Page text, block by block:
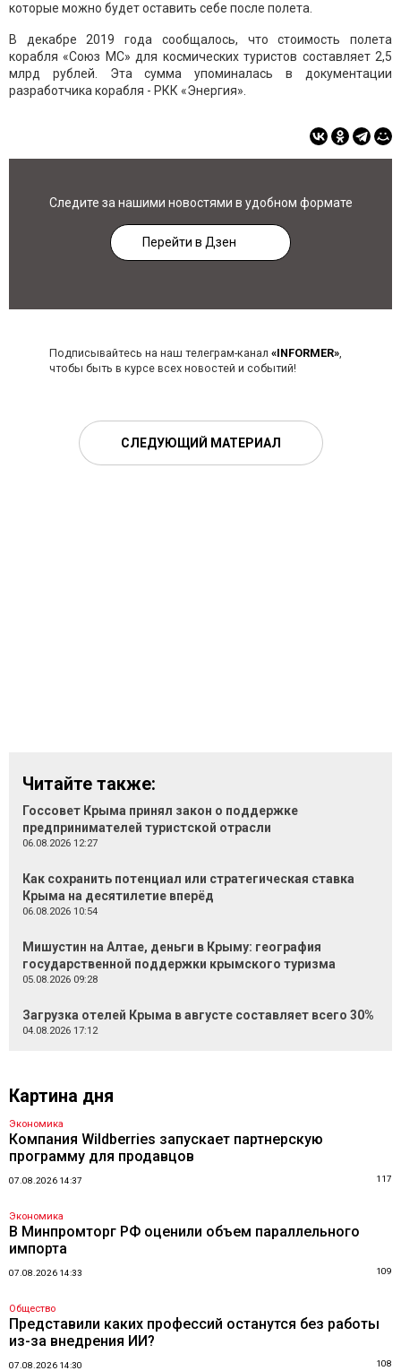
которые можно будет оставить себе после полета.
В декабре 2019 года сообщалось, что стоимость полета
корабля «Союз МС» для космических туристов составляет 2,5
млрд рублей. Эта сумма упоминалась в документации
разработчика корабля - РКК «Энергия».
Следите за нашими новостями в удобном формате
Перейти в Дзен
Подписывайтесь на наш телеграм-канал «INFORMER»,
чтобы быть в курсе всех новостей и событий!
СЛЕДУЮЩИЙ МАТЕРИАЛ
Читайте также:
Госсовет Крыма принял закон о поддержке
предпринимателей туристской отрасли
06.08.2026 12:27
Как сохранить потенциал или стратегическая ставка
Крыма на десятилетие вперёд
06.08.2026 10:54
Мишустин на Алтае, деньги в Крыму: география
государственной поддержки крымского туризма
05.08.2026 09:28
Загрузка отелей Крыма в августе составляет всего 30%
04.08.2026 17:12
Картина дня
Экономика
Компания Wildberries запускает партнерскую
программу для продавцов
07.08.2026 14:37 117
Экономика
В Минпромторг РФ оценили объем параллельного
импорта
07.08.2026 14:33 109
Общество
Представили каких профессий останутся без работы
из-за внедрения ИИ?
07.08.2026 14:30 108